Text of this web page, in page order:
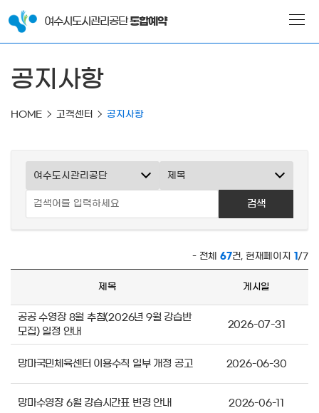
여수시도시관리공단통합예약
공지사항
HOME 고객센터 공지사항
검색
- 전체 67건, 현재페이지 1 /7
제목 게시일
공공 수영장 8월 추첨(2026년 9월 강습반
모집) 일정 안내
2026-07-31
망마국민체육센터 이용수칙 일부 개정 공고 2026-06-30
망마수영장 6월 강습시간표 변경 안내 2026-06-11